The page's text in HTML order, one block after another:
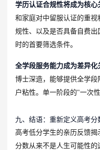
学历认证合规性将成为核心
和家庭对中留服认证的重
规性、以及是否具备自费
时的首要筛选条件。
全学段服务能力成为差异化
博士深造，能够提供全学
户粘性。单一阶段的"一次
九、结语：重新定义高考分
高考低分学生的亲历反馈
分数从来不是人生可能性